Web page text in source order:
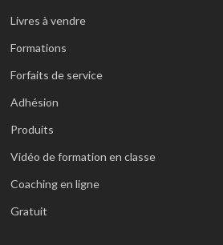
Livres à vendre
Formations
Forfaits de service
Adhésion
Produits
Vidéo de formation en classe
Coaching en ligne
Gratuit